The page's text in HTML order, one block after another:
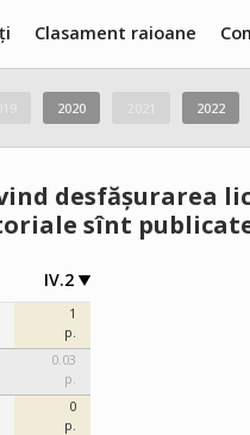
Clasament raioane
2020 2022
desfășurarea
sînt publicate
IV.2
1
p.
0.03
p.
0
p.